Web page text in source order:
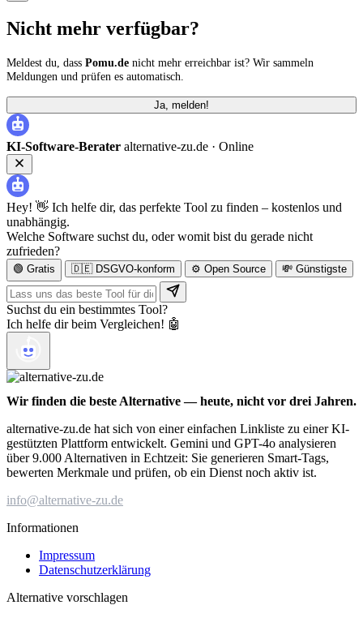
Nicht mehr verfügbar?
Meldest du, dass Pomu.de nicht mehr erreichbar ist? Wir sammeln
Meldungen und prüfen es automatisch.
Ja, melden!
KI-Software-Berater alternative-zu.de · Online
Hey! 👋 Ich helfe dir, das perfekte Tool zu finden – kostenlos und
unabhängig.
Welche Software suchst du, oder womit bist du gerade nicht
zufrieden?
🟢 Gratis 🇩🇪 DSGVO-konform ⚙️ Open Source 💸 Günstigste
Suchst du ein bestimmtes Tool?
Ich helfe dir beim Vergleichen! 🤖
Wir finden die beste Alternative — heute, nicht vor drei Jahren.
alternative-zu.de hat sich von einer einfachen Linkliste zu einer KI-
gestützten Plattform entwickelt. Gemini und GPT-4o analysieren
über 9.000 Alternativen in Echtzeit: Sie generieren Smart-Tags,
bewerten Merkmale und prüfen, ob ein Dienst noch aktiv ist.
info@alternative-zu.de
Informationen
Impressum
Datenschutzerklärung
Alternative vorschlagen